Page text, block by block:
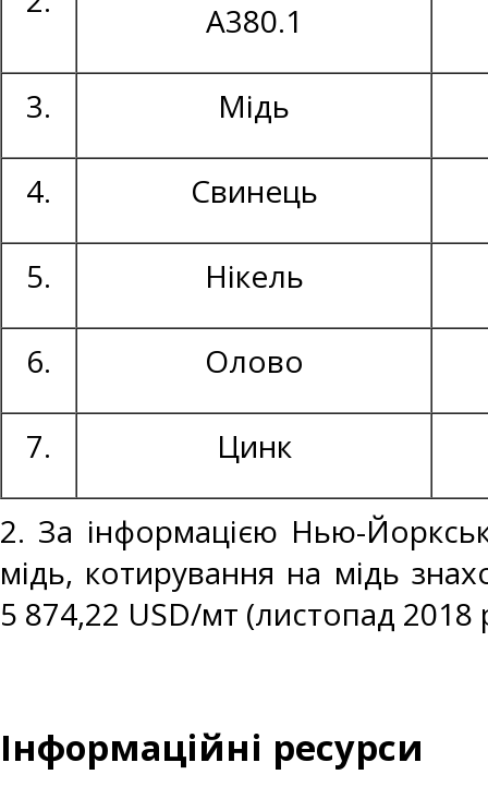
А380.1
3. Мідь
4. Свинець
5. Нікель
6. Олово
7. Цинк
2. За інформацією Нью-
мідь, котирування на мідь
5 874,22 USD/мт (листопад 2018
Інформаційні ресурси